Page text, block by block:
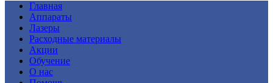
Главная
Аппараты
Лазеры
Расходные материалы
Акции
Обучение
О нас